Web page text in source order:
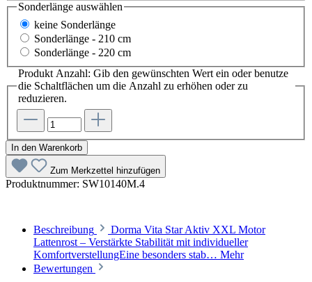
Sonderlänge auswählen
keine Sonderlänge
Sonderlänge - 210 cm
Sonderlänge - 220 cm
Produkt Anzahl: Gib den gewünschten Wert ein oder benutze
die Schaltflächen um die Anzahl zu erhöhen oder zu
reduzieren.
In den Warenkorb
Zum Merkzettel hinzufügen
Produktnummer: SW10140M.4
Beschreibung
Dorma Vita Star Aktiv XXL Motor
Lattenrost – Verstärkte Stabilität mit individueller
KomfortverstellungEine besonders stab… Mehr
Bewertungen